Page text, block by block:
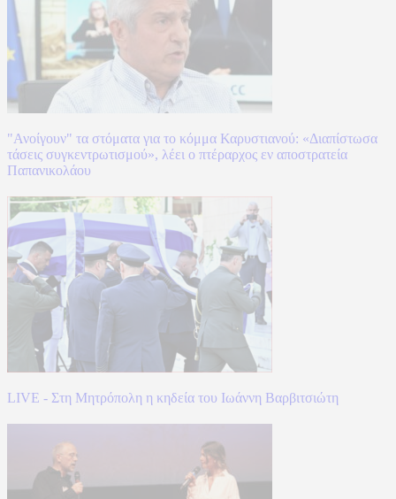
"Ανοίγουν" τα στόματα για το κόμμα Καρυστιανού: «Διαπίστωσα
τάσεις συγκεντρωτισμού», λέει ο πτέραρχος εν αποστρατεία
Παπανικολάου
LIVE - Στη Μητρόπολη η κηδεία του Ιωάννη Βαρβιτσιώτη